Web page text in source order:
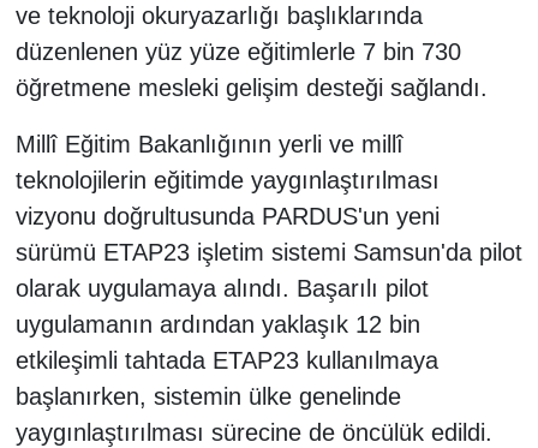
ve teknoloji okuryazarlığı başlıklarında
düzenlenen yüz yüze eğitimlerle 7 bin 730
öğretmene mesleki gelişim desteği sağlandı.
Millî Eğitim Bakanlığının yerli ve millî
teknolojilerin eğitimde yaygınlaştırılması
vizyonu doğrultusunda PARDUS'un yeni
sürümü ETAP23 işletim sistemi Samsun'da pilot
olarak uygulamaya alındı. Başarılı pilot
uygulamanın ardından yaklaşık 12 bin
etkileşimli tahtada ETAP23 kullanılmaya
başlanırken, sistemin ülke genelinde
yaygınlaştırılması sürecine de öncülük edildi.